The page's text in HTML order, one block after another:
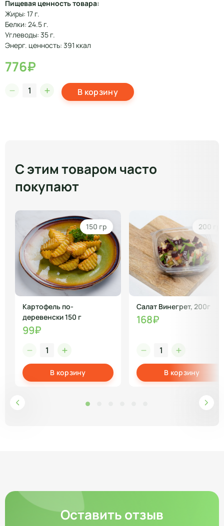
Пищевая ценность товара:
Жиры: 17 г.
Белки: 24.5 г.
Углеводы: 35 г.
Энерг. ценность: 391 ккал
776₽
В корзину
С этим товаром часто
покупают
150 гр
Картофель по-
деревенски 150 г
99₽
В корзину
200 гр
Салат Винегрет, 200г
168₽
В корзину
Оставить отзыв